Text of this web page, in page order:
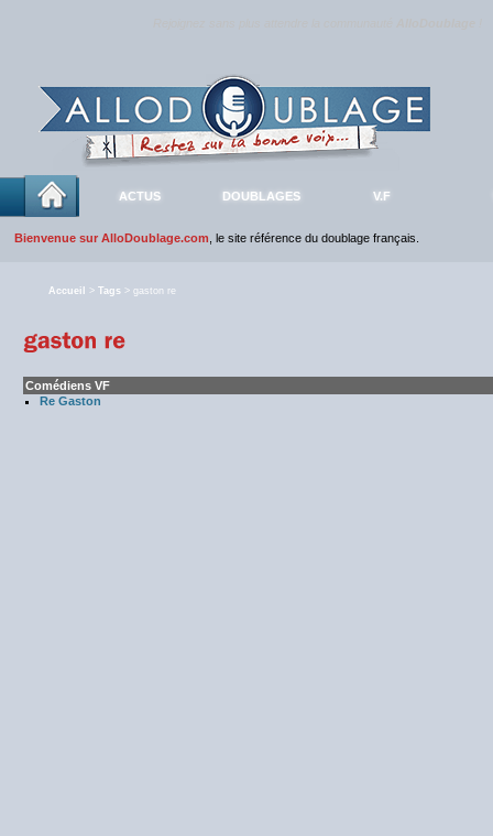
ACTUS DOUBLAGES V.F
Bienvenue sur AlloDoublage.com , le site référence du doublage français.
Accueil > Tags > gaston re
Comédiens VF
Re Gaston